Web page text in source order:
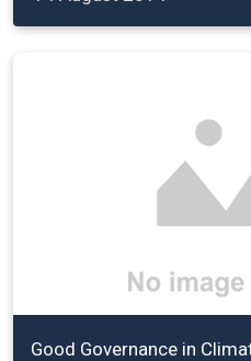
Good Governance in